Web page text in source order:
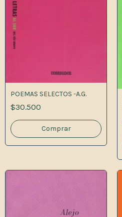
POEMAS SELECTOS -A.G.
$30.500